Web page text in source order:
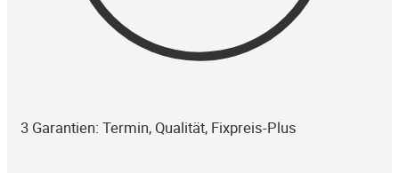
3 Garantien: Termin, Qualität, Fixpreis-Plus